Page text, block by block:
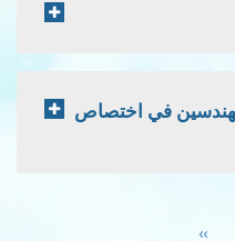
خارجية لانتداب 03 مهندسين في اختصاص
Next
››